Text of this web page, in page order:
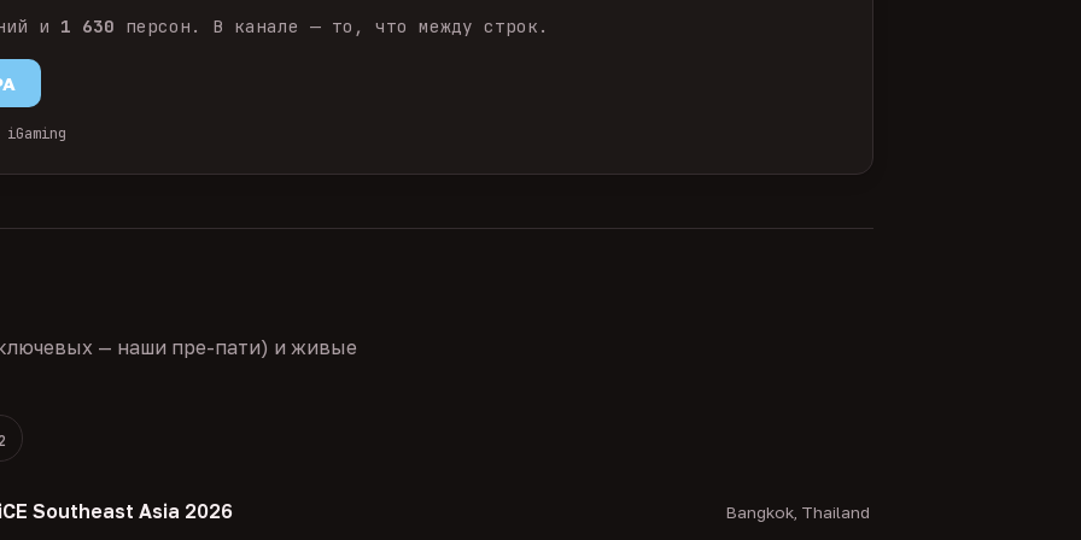
и 1 630 персон. В канале — то, что между строк.
— наши пре-пати) и живые
Southeast Asia 2026 Bangkok, Thailand